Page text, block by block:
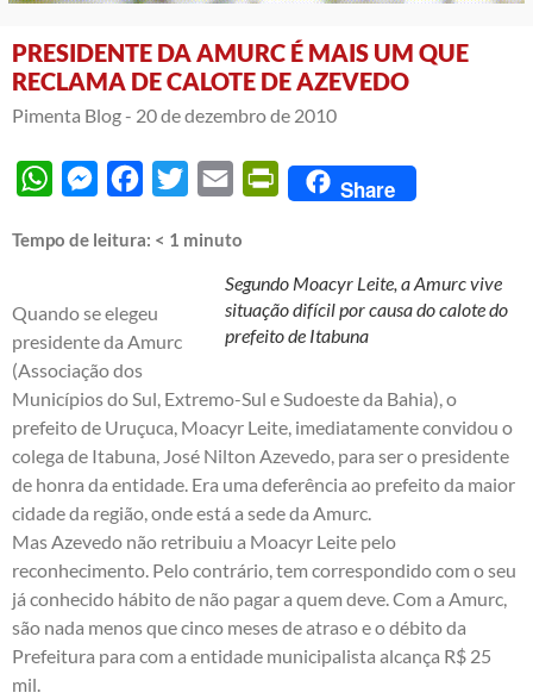
PRESIDENTE DA AMURC É MAIS UM QUE
RECLAMA DE CALOTE DE AZEVEDO
Pimenta Blog - 20 de dezembro de 2010
WhatsAppMessengerFacebook
Twitter Email PrintFriendly
Share
Tempo de leitura: < 1 minuto
Segundo Moacyr Leite, a Amurc vive
situação difícil por causa do calote do
prefeito de Itabuna
Quando se elegeu
presidente da Amurc
(Associação dos
Municípios do Sul, Extremo-Sul e Sudoeste da Bahia), o
prefeito de Uruçuca, Moacyr Leite, imediatamente convidou o
colega de Itabuna, José Nilton Azevedo, para ser o presidente
de honra da entidade. Era uma deferência ao prefeito da maior
cidade da região, onde está a sede da Amurc.
Mas Azevedo não retribuiu a Moacyr Leite pelo
reconhecimento. Pelo contrário, tem correspondido com o seu
já conhecido hábito de não pagar a quem deve. Com a Amurc,
são nada menos que cinco meses de atraso e o débito da
Prefeitura para com a entidade municipalista alcança R$ 25
mil.